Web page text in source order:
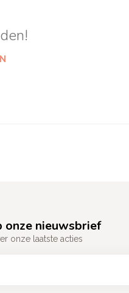
onze nieuwsbrief
onze laatste acties